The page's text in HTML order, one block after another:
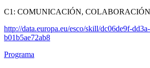
C1: COMUNICACIÓN,
http://data.europa.eu/esco/skill/dc06de9f-
b01b5ae72ab8
Programa